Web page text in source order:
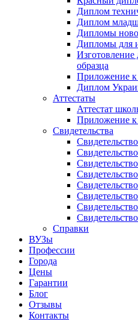
Диплом
Диплом
Дипломы
Дипломы для
Изготовление
образца
Приложение
Диплом
Аттестаты
Аттестат
Приложение к
Свидетельства
Справки
ВУЗы
Профессии
Города
Цены
Гарантии
Блог
Отзывы
Контакты